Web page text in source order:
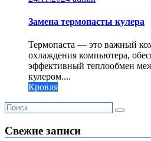
Замена термопасты кулера
Термопаста — это важный
охлаждения компьютера,
эффективный теплообмен
кулером....
Кровля
Свежие записи